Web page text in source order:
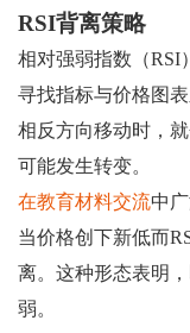
RSI背离策略
相对强弱指数（RSI
寻找指标与价格图
相反方向移动时，
可能发生转变。
在教育材料交流中
当价格创下新低而
离。这种形态表明
弱。